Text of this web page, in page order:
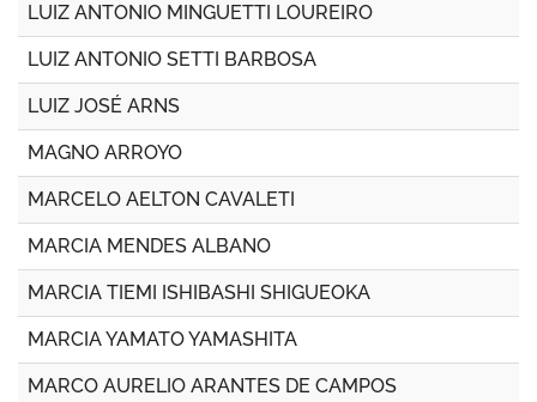
LUIZ ANTONIO MINGUETTI LOUREIRO
LUIZ ANTONIO SETTI BARBOSA
LUIZ JOSÉ ARNS
MAGNO ARROYO
MARCELO AELTON CAVALETI
MARCIA MENDES ALBANO
MARCIA TIEMI ISHIBASHI SHIGUEOKA
MARCIA YAMATO YAMASHITA
MARCO AURELIO ARANTES DE CAMPOS